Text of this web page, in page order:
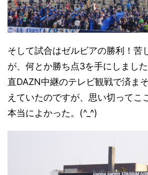
そして試合はゼルビアの勝利！苦
が、何とか勝ち点3を手にしまし
直DAZN中継のテレビ観戦で済ま
えていたのですが、思い切ってこ
本当によかった。(^_^)